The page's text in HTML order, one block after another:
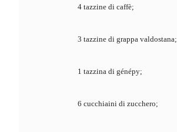
4 tazzine di caffè;
3 tazzine di grappa valdostana;
1 tazzina di génépy;
6 cucchiaini di zucchero;